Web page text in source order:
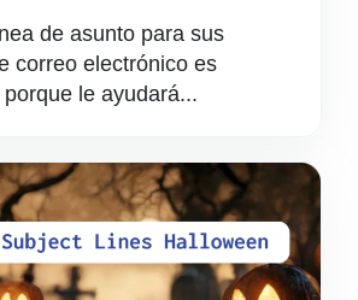
de asunto para sus
correo electrónico es
le ayudará...